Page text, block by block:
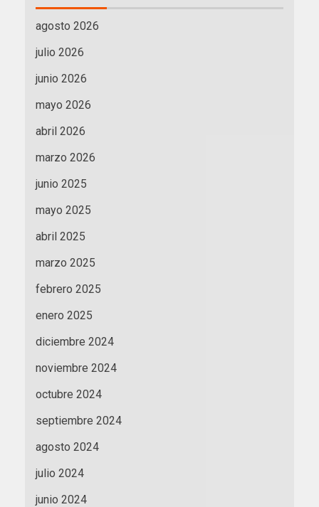
agosto 2026
julio 2026
junio 2026
mayo 2026
abril 2026
marzo 2026
junio 2025
mayo 2025
abril 2025
marzo 2025
febrero 2025
enero 2025
diciembre 2024
noviembre 2024
octubre 2024
septiembre 2024
agosto 2024
julio 2024
junio 2024